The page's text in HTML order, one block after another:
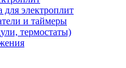
электроплит
и таймеры
термостаты)